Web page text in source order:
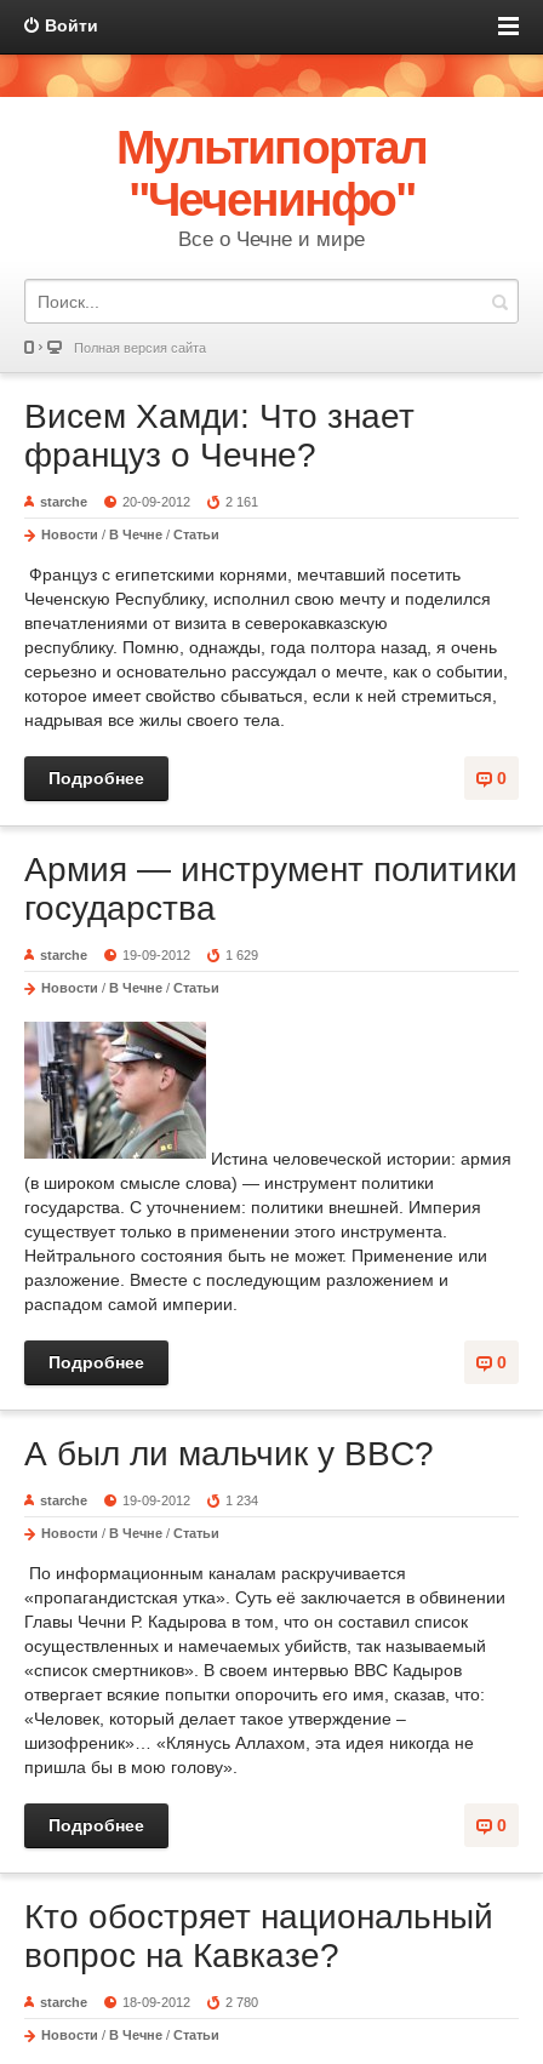
Войти
Мультипортал
"Чеченинфо"
Все о Чечне и мире
Полная версия сайта
Висем Хамди: Что знает
француз о Чечне?
starche 20-09-2012 2 161
Новости / В Чечне / Статьи
Француз с египетскими корнями, мечтавший посетить
Чеченскую Республику, исполнил свою мечту и поделился
впечатлениями от визита в северокавказскую
республику. Помню, однажды, года полтора назад, я очень
серьезно и основательно рассуждал о мечте, как о событии,
которое имеет свойство сбываться, если к ней стремиться,
надрывая все жилы своего тела.
0
Подробнее
Армия — инструмент политики
государства
starche 19-09-2012 1 629
Новости / В Чечне / Статьи
Истина человеческой истории: армия
(в широком смысле слова) — инструмент политики
государства. С уточнением: политики внешней. Империя
существует только в применении этого инструмента.
Нейтрального состояния быть не может. Применение или
разложение. Вместе с последующим разложением и
распадом самой империи.
0
Подробнее
А был ли мальчик у BBC?
starche 19-09-2012 1 234
Новости / В Чечне / Статьи
По информационным каналам раскручивается
«пропагандистская утка». Суть её заключается в обвинении
Главы Чечни Р. Кадырова в том, что он составил список
осуществленных и намечаемых убийств, так называемый
«список смертников». В своем интервью BBC Кадыров
отвергает всякие попытки опорочить его имя, сказав, что:
«Человек, который делает такое утверждение –
шизофреник»… «Клянусь Аллахом, эта идея никогда не
пришла бы в мою голову».
0
Подробнее
Кто обостряет национальный
вопрос на Кавказе?
starche 18-09-2012 2 780
Новости / В Чечне / Статьи